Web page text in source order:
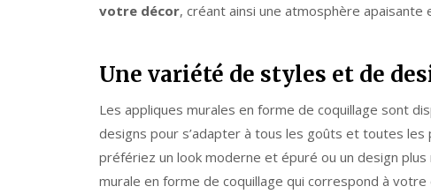
votre décor, créant ainsi une atmosphère apaisante
Une variété de styles et de
Les appliques murales en forme de coquillage sont
designs pour s’adapter à tous les goûts et toutes
préfériez un look moderne et épuré ou un design
murale en forme de coquillage qui correspond à